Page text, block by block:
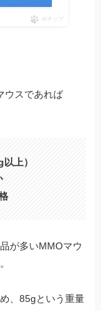
ポチップ
ウスであれば
上）
が多いMMOマウ
、85gという重量